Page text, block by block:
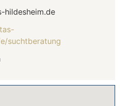
hildesheim.de
suchtberatung